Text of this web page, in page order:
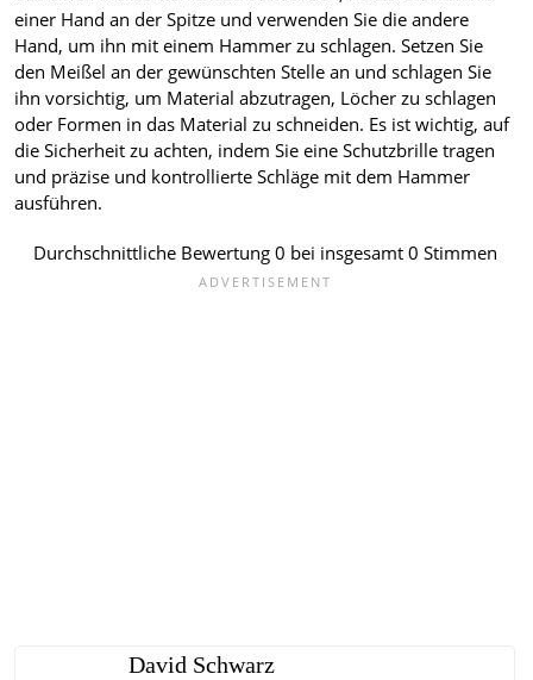
einer Hand an der Spitze und verwenden Sie die andere
Hand, um ihn mit einem Hammer zu schlagen. Setzen Sie
den Meißel an der gewünschten Stelle an und schlagen Sie
ihn vorsichtig, um Material abzutragen, Löcher zu schlagen
oder Formen in das Material zu schneiden. Es ist wichtig, auf
die Sicherheit zu achten, indem Sie eine Schutzbrille tragen
und präzise und kontrollierte Schläge mit dem Hammer
ausführen.
Durchschnittliche Bewertung0 bei insgesamt0 Stimmen
David Schwarz